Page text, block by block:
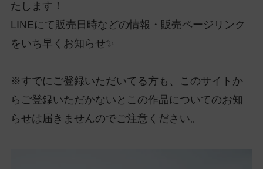
たします！
LINEにて販売日時などの情報・販売ページリンク
をいち早くお知らせ✨
※すでにご登録いただいてる方も、このサイトか
らご登録いただかないとこの作品についてのお知
らせは届きませんのでご注意ください。